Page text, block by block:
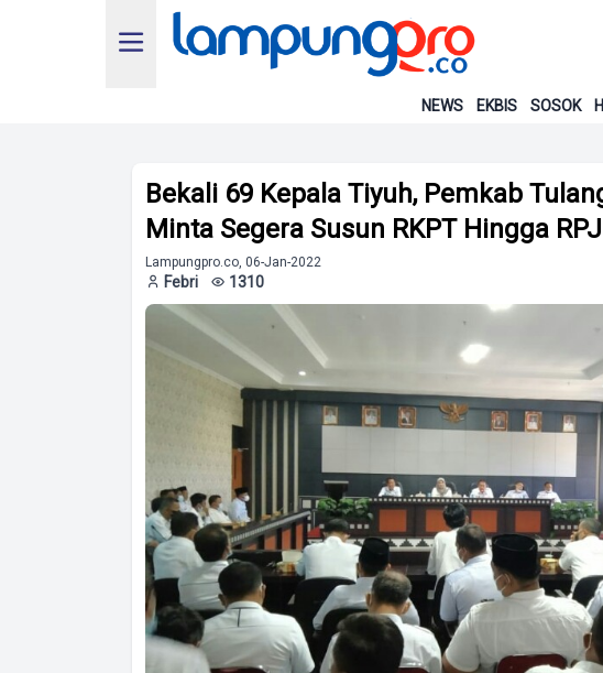
NEWS EKBIS SOSOK
Bekali 69 Kepala Tiyuh, Pemkab
Minta Segera Susun RKPT Hingga
Lampungpro.co, 06-Jan-2022
Febri 1310